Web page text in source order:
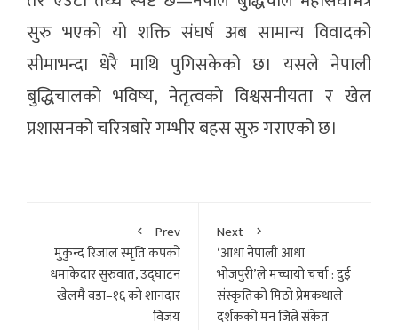
सुरु भएको यो शक्ति संघर्ष अब सामान्य विवादको
सीमाभन्दा धेरै माथि पुगिसकेको छ। यसले नेपाली
बुद्धिचालको भविष्य, नेतृत्वको विश्वसनीयता र खेल
प्रशासनको चरित्रबारे गम्भीर बहस सुरु गराएको छ।
Prev
मुकुन्द रिजाल स्मृति कपको
धमाकेदार सुरुवात, उद्घाटन
खेलमै वडा–१६ को शानदार
विजय
Next
‘आधा नेपाली आधा
भोजपुरी’ले मच्चायो चर्चा : दुई
संस्कृतिको मिठो प्रेमकथाले
दर्शकको मन जित्ने संकेत